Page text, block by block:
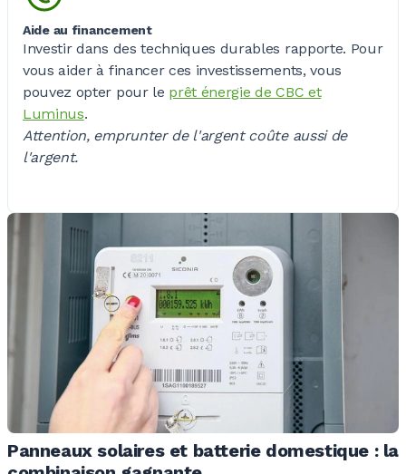
Aide au financement
Investir dans des techniques durables rapporte. Pour
vous aider à financer ces investissements, vous
pouvez opter pour le prêt énergie de CBC et
Luminus.
Attention, emprunter de l'argent coûte aussi de
l'argent.
Panneaux solaires et batterie domestique : la